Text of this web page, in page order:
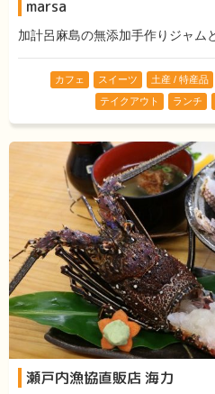
marsa
加計呂麻島の無添加手作りジャム
カフェ スイーツ 土産 / 特産品
テイクアウト
ランチ
瀬戸内漁協直販店 海力